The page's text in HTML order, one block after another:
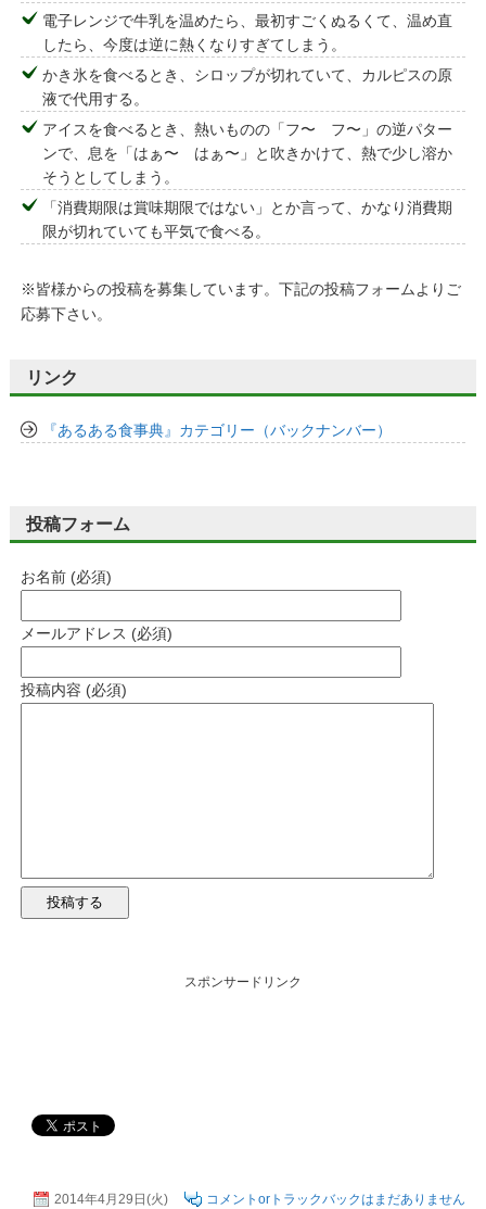
電子レンジで牛乳を温めたら、最初すごくぬるくて、温め直
したら、今度は逆に熱くなりすぎてしまう。
かき氷を食べるとき、シロップが切れていて、カルピスの原
液で代用する。
アイスを食べるとき、熱いものの「フ〜 フ〜」の逆パター
ンで、息を「はぁ〜 はぁ〜」と吹きかけて、熱で少し溶か
そうとしてしまう。
「消費期限は賞味期限ではない」とか言って、かなり消費期
限が切れていても平気で食べる。
※皆様からの投稿を募集しています。下記の投稿フォームよりご
応募下さい。
リンク
『あるある食事典』カテゴリー（バックナンバー）
投稿フォーム
お名前 (必須)
メールアドレス (必須)
投稿内容 (必須)
スポンサードリンク
2014年4月29日(火)
コメントorトラックバックはまだありません